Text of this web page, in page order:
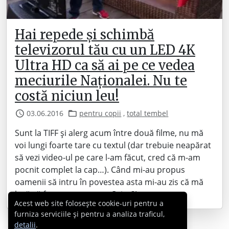
Hai repede și schimbă
televizorul tău cu un LED 4K
Ultra HD ca să ai pe ce vedea
meciurile Naționalei. Nu te
costă niciun leu!
03.06.2016 pentru copii ,total tembel
Sunt la TIFF și alerg acum între două filme, nu mă
voi lungi foarte tare cu textul (dar trebuie neapărat
să vezi video-ul pe care l-am făcut, cred că m-am
pocnit complet la cap…). Când mi-au propus
oamenii să intru în povestea asta mi-au zis că mă
lasă să fac ce vreau eu. – Orice?!…
Acest web site folosește cookie-uri pentru a
furniza serviciile și pentru a analiza traficul,
detalii.